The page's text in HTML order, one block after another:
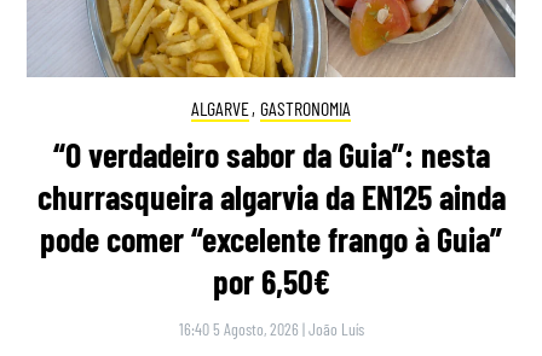
ALGARVE, GASTRONOMIA
“O verdadeiro sabor da Guia”: nesta
churrasqueira algarvia da EN125 ainda
pode comer “excelente frango à Guia”
por 6,50€
16:40 5 Agosto, 2026 |João Luís